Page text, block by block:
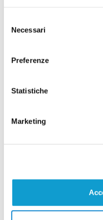
delNecessari
Preferenze
Statistiche
Marketing
Correlati